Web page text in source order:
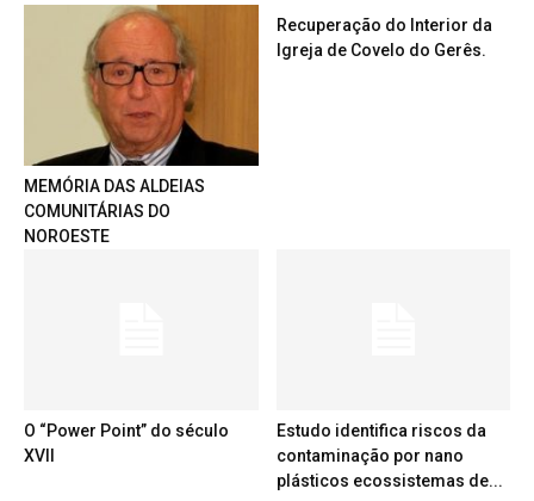
MEMÓRIA DAS ALDEIAS
COMUNITÁRIAS DO
NOROESTE
Recuperação do Interior da
Igreja de Covelo do Gerês.
O “Power Point” do século
XVII
Estudo identifica riscos da
contaminação por nano
plásticos ecossistemas de...